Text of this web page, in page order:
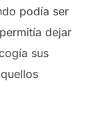
podía ser
dejar
sus